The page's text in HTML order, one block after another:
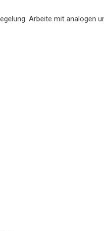
Arbeite mit analogen